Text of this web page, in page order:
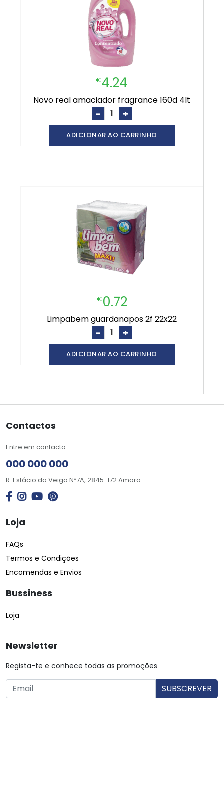
€4.24
novo real amaciador fragrance 160d 4lt
- +
ADICIONAR AO CARRINHO
€0.72
limpabem guardanapos 2f 22x22
- +
ADICIONAR AO CARRINHO
Contactos
Entre em contacto
000 000 000
R. Estácio da Veiga Nº7A, 2845-172 Amora
Loja
FAQs
Termos e Condições
Encomendas e Envios
Bussiness
Loja
Newsletter
Regista-te e conhece todas as promoções